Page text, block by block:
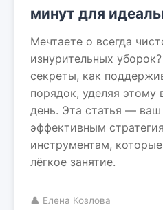
минут для
Мечтаете о всегда
изнурительных
секреты, как
порядок, уделяя этому
день. Эта статья — ваш
эффективным
инструментам,
лёгкое занятие.
👤 Елена Козлова